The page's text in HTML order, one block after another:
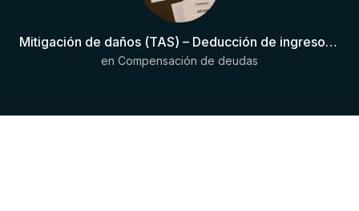
Mitigación de daños (TAS) – Deducción de ingresos comprobados según el artículo 6(2)(b) del Anexo 2 RSTP FIFA
en Compensación de deudas